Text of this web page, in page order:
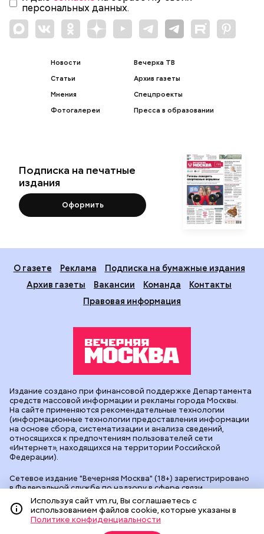
персональных данных.
Новости
Статьи
Мнения
Фотогалереи
Вечерка ТВ
Архив газеты
Спецпроекты
Пресса в образовании
Подписка на печатные
издания
Оформить
О газете Реклама
Подписка на бумажные издания
Архив газеты
Вакансии Команда
Контакты
Правовая информация
Сетевое издание "Вечерняя Москва" (18+) зарегистрировано
в Федеральной службе по надзору в сфере связи,
информационных технологий и массовых коммуникаций
(Роскомнадзор). Свидетельство о регистрации ЭЛ № ФС 77 -
90524 от 09.12.2025. Учредитель: АО "Редакция газеты
"Вечерняя Москва". Главный редакторvm.ru
Издание создано при финансовой поддержке Департамента
средств массовой информации и рекламы города Москвы.
На сайте применяются рекомендательные технологии
(информационные технологии предоставления информации
на основе сбора, систематизации и анализа сведений,
относящихся к предпочтениям пользователей сети
«Интернет», находящихся на территории Российской
Федерации).
Используя сайт vm.ru, Вы соглашаетесь с
использованием файлов cookie, которые указаны в
Политике конфиденциальности